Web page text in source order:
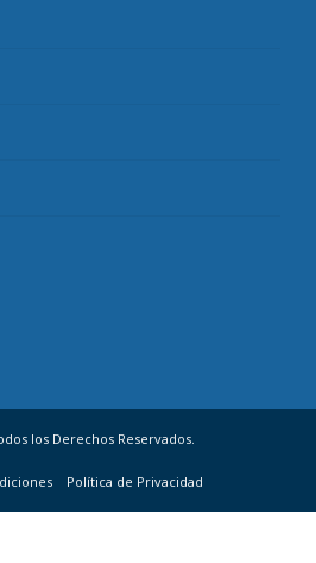
los Derechos Reservados.
Política de Privacidad